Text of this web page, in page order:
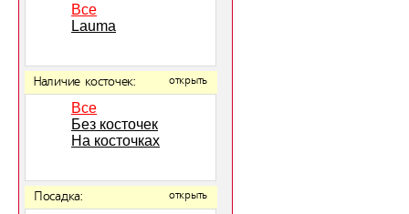
Все
Lauma
Наличие косточек: открыть
Все
Без косточек
На косточках
Посадка: открыть